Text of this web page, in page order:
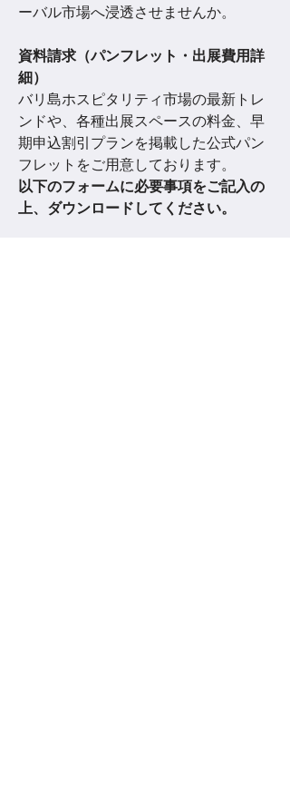
ーバル市場へ浸透させませんか。
資料請求（パンフレット・出展費用詳
細）
バリ島ホスピタリティ市場の最新トレ
ンドや、各種出展スペースの料金、早
期申込割引プランを掲載した公式パン
フレットをご用意しております。
以下のフォームに必要事項をご記入の
上、ダウンロードしてください。